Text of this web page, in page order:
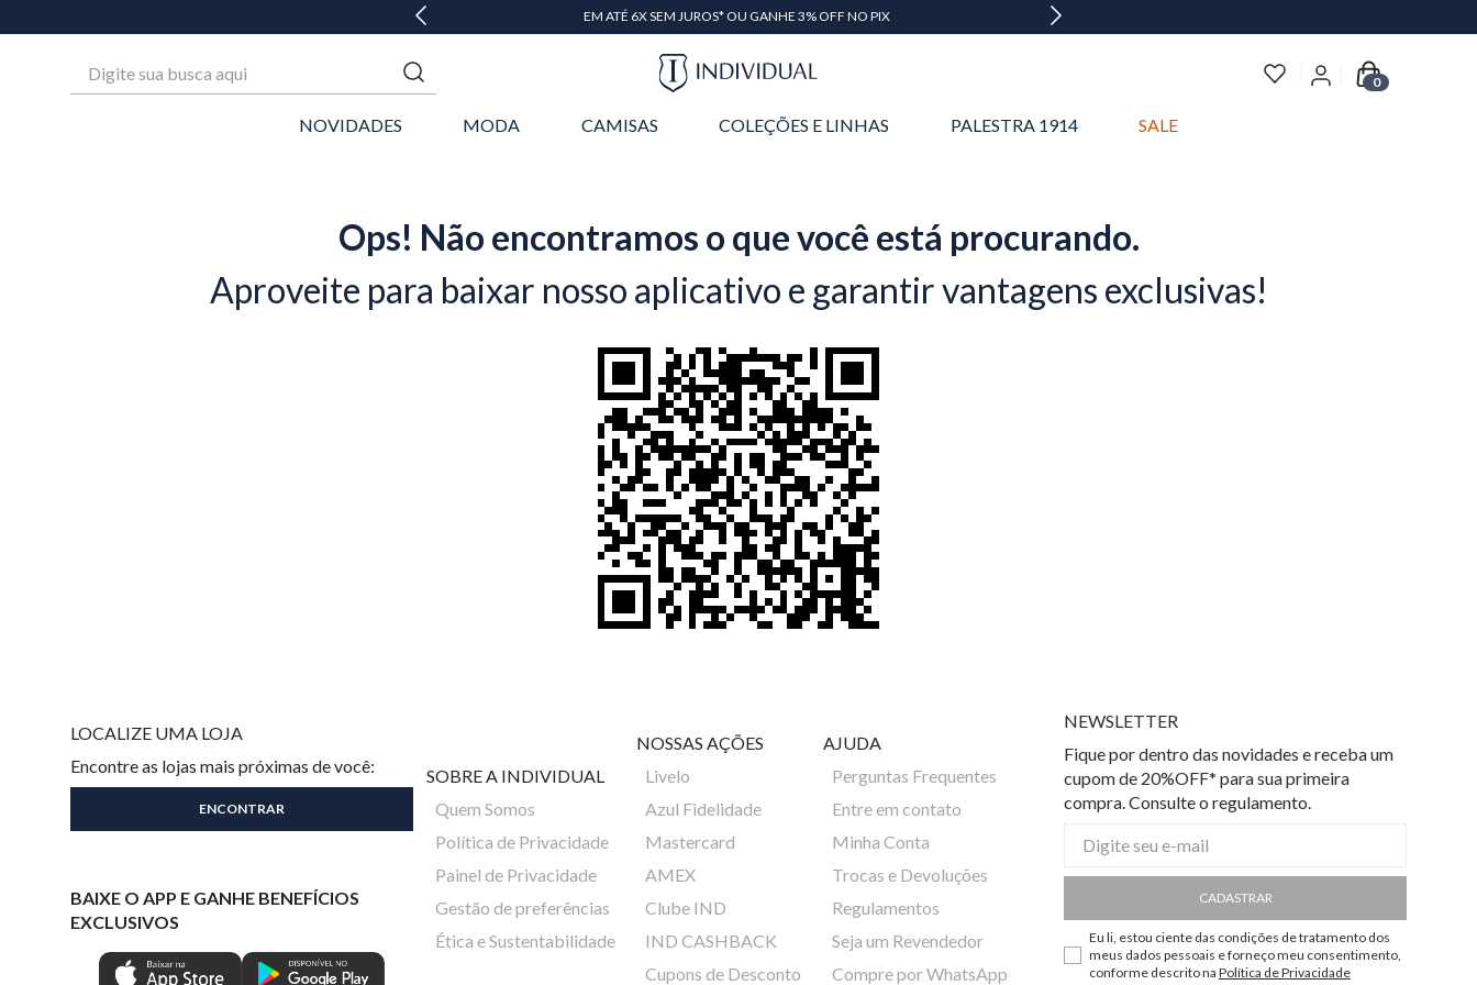
EM ATÉ 6X SEM JUROS* OU GANHE 3% OFF NO PIX
0
NOVIDADES MODA CAMISAS COLEÇÕES E LINHAS PALESTRA 1914 SALE
Ops! Não encontramos o que você está procurando.
Aproveite para baixar nosso aplicativo e garantir vantagens exclusivas!
LOCALIZE UMA LOJA
Encontre as lojas mais próximas de você:
BAIXE O APP E GANHE BENEFÍCIOS
EXCLUSIVOS
SOBRE A INDIVIDUAL
Quem Somos
Política de Privacidade
Painel de Privacidade
Gestão de preferências
Ética e Sustentabilidade
NOSSAS AÇÕES
Livelo
Azul Fidelidade
Mastercard
AMEX
Clube IND
IND CASHBACK
Cupons de Desconto
AJUDA
Perguntas Frequentes
Entre em contato
Minha Conta
Trocas e Devoluções
Regulamentos
Seja um Revendedor
Compre por WhatsApp
NEWSLETTER
Fique por dentro das novidades e receba um
cupom de 20%OFF* para sua primeira
compra. Consulte o regulamento.
CADASTRAR
Eu li, estou ciente das condições de tratamento dos
meus dados pessoais e forneço meu consentimento,
conforme descrito na Política de Privacidade